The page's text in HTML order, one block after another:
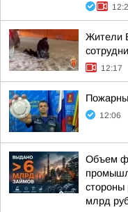
Жители
12:17
12:06
Объем
стороны
млрд